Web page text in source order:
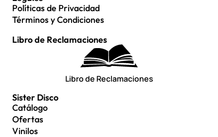
Políticas de Privacidad
Términos y Condiciones
Libro de Reclamaciones
Libro de Reclamaciones
Sister Disco
Catálogo
Ofertas
Vinilos